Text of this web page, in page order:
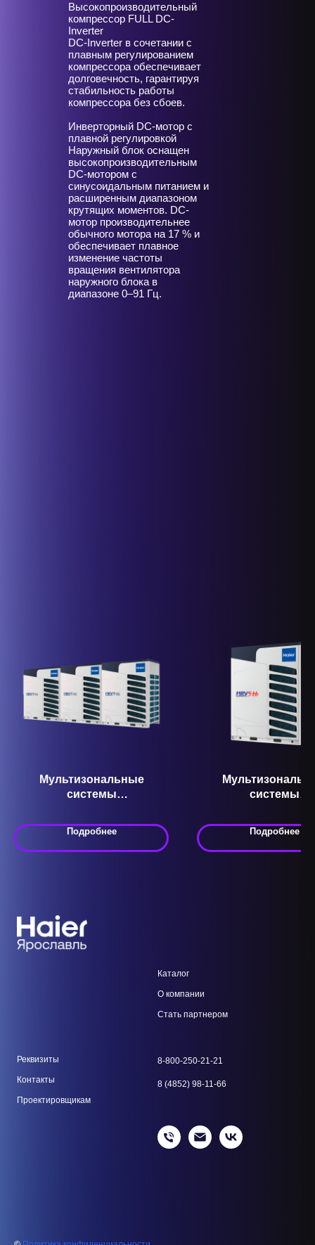
Высокопроизводительный
компрессор FULL DC-
Inverter
DC-Inverter в сочетании с
плавным регулированием
компрессора обеспечивает
долговечность, гарантируя
стабильность работы
компрессора без сбоев.
Инверторный DC-мотор с
плавной регулировкой
Наружный блок оснащен
высокопроизводительным
DC-мотором с
синусоидальным питанием и
расширенным диапазоном
крутящих моментов. DC-
мотор производительнее
обычного мотора на 17 % и
обеспечивает плавное
изменение частоты
вращения вентилятора
наружного блока в
диапазоне 0–91 Гц.
Мультизональные
системы
AV110NMVEMS Серия MRV
5-T
Подробнее
системы
AV20IMVEVA Серия
Подробнее
Каталог
О компании
Стать партнером
Реквизиты
Контакты
Проектировщикам
8-800-250-21-21
8 (4852) 98-11-66